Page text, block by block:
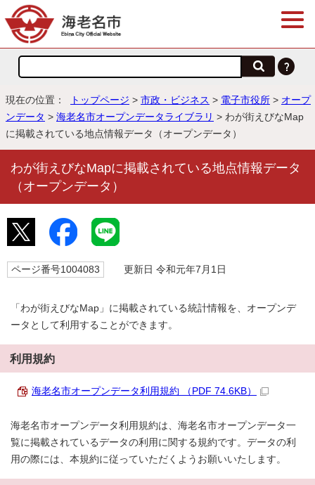
現在の位置： トップページ > 市政・ビジネス > 電子市役所 > オープ
ンデータ > 海老名市オープンデータライブラリ > わが街えびなMap
に掲載されている地点情報データ（オープンデータ）
わが街えびなMapに掲載されている地点情報データ
（オープンデータ）
ページ番号1004083 更新日 令和元年7月1日
「わが街えびなMap」に掲載されている統計情報を、オープンデ
ータとして利用することができます。
利用規約
海老名市オープンデータ利用規約 （PDF 74.6KB）
海老名市オープンデータ利用規約は、海老名市オープンデータ一
覧に掲載されているデータの利用に関する規約です。データの利
用の際には、本規約に従っていただくようお願いいたします。